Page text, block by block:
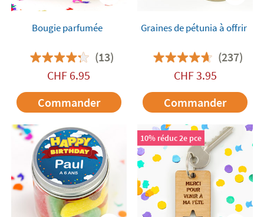
Bougie parfumée
(13)
CHF 6.95
Commander
Graines de pétunia à offrir
(237)
CHF3.95
Commander
10% réduc 2e pce